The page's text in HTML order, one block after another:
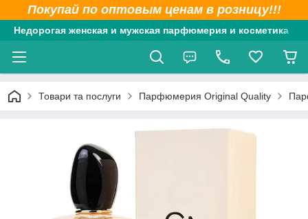
Покупай по оптовым ценам в розницу!!!
Недорогая женская и мужская парфюмерия и косметика
Товари та послуги Парфюмерия Original Quality